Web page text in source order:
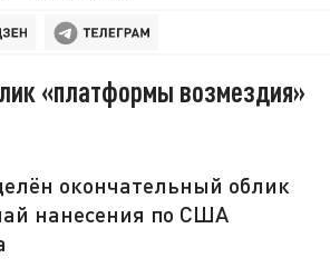
«платформы возмездия»
окончательный облик
нанесения по США